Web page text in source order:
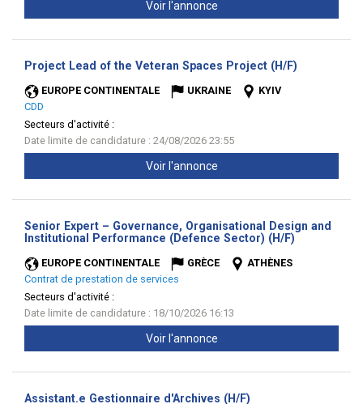
Voir l'annonce
Project Lead of the Veteran Spaces Project (H/F)
EUROPE CONTINENTALE UKRAINE
KYIV
CDD
Secteurs d'activité :
Date limite de candidature : 24/08/2026 23:55
Voir l'annonce
Senior Expert – Governance, Organisational Design and
Institutional Performance (Defence Sector) (H/F)
EUROPE CONTINENTALE GRÈCE
ATHÈNES
Contrat de prestation de services
Secteurs d'activité :
Date limite de candidature : 18/10/2026 16:13
Voir l'annonce
Assistant.e Gestionnaire d'Archives (H/F)